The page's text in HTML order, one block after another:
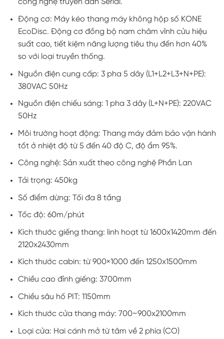
công nghệ truyền dẫn Serial.
Động cơ: Máy kéo thang máy không hộp số KONE
EcoDisc. Động cơ đồng bộ nam châm vĩnh cửu hiệu
suất cao, tiết kiệm năng lượng tiêu thụ đến hơn 40%
so với loại truyền thống.
Nguồn điện cung cấp: 3 pha 5 dây (L1+L2+L3+N+PE):
380VAC 50Hz
Nguồn điện chiếu sáng: 1 pha 3 dây (L+N+PE): 220VAC
50Hz
Môi trường hoạt động: Thang máy đảm bảo vận hành
tốt ở nhiệt độ từ 5 đến 40 độ C, độ ẩm 95%.
Công nghệ: Sản xuất theo công nghệ Phần Lan
Tải trọng: 450kg
Số điểm dừng: Tối đa 8 tầng
Tốc độ: 60m/phút
Kích thước giếng thang: linh hoạt từ 1600x1420mm đến
2120x2430mm
Kích thước cabin: từ 900×1000 đến 1250x1500mm
Chiều cao đỉnh giếng: 3700mm
Chiều sâu hố PIT: 1150mm
Kích thước cửa thang máy: 700~900x2100mm
Loại cửa: Hai cánh mở từ tâm về 2 phía (CO)